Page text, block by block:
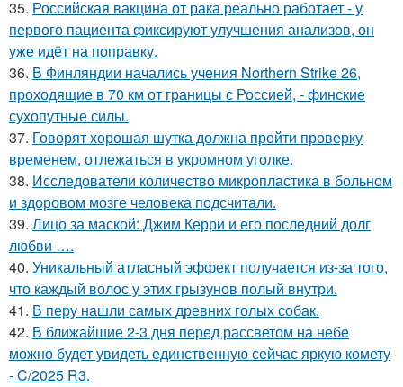
35. Российская вакцина от рака реально работает - у
первого пациента фиксируют улучшения анализов, он
уже идёт на поправку.
36. В Финляндии начались учения Northern Strike 26,
проходящие в 70 км от границы с Россией, - финские
сухопутные силы.
37. Говорят хорошая шутка должна пройти проверку
временем, отлежаться в укромном уголке.
38. Исследователи количество микропластика в больном
и здоровом мозге человека подсчитали.
39. Лицо за маской: Джим Керри и его последний долг
любви ….
40. Уникальный атласный эффект получается из-за того,
что каждый волос у этих грызунов полый внутри.
41. В перу нашли самых древних голых собак.
42. В ближайшие 2-3 дня перед рассветом на небе
можно будет увидеть единственную сейчас яркую комету
- C/2025 R3.